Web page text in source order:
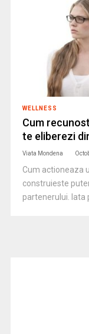
WELLNESS
Cum
te eliberezi
Viata Mondena
Cum actioneaza
construieste
partenerului. Iata